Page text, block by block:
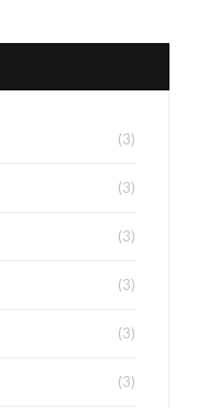
(3)
(3)
(3)
(3)
(3)
(3)